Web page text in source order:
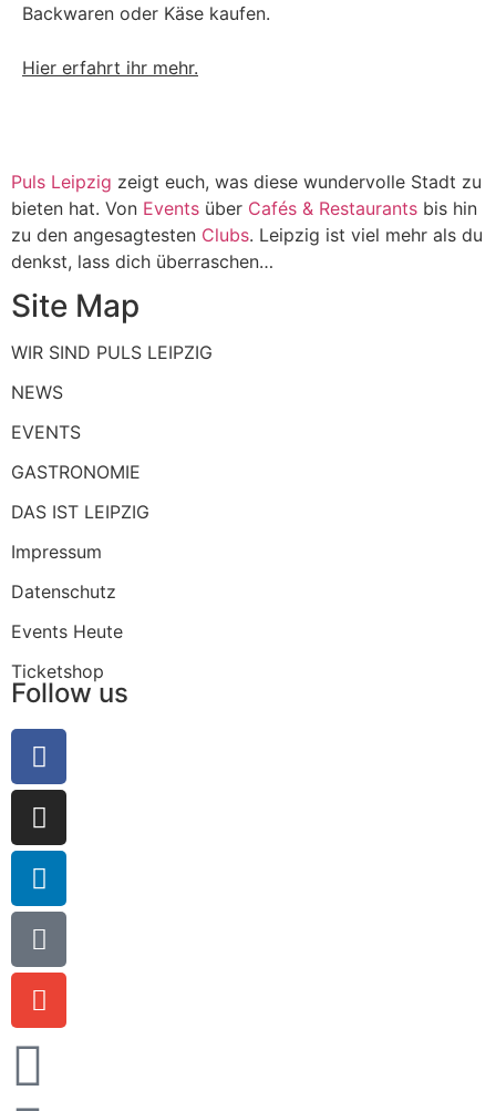
Backwaren oder Käse kaufen.
Hier erfahrt ihr mehr.
Puls Leipzig zeigt euch, was diese wundervolle Stadt zu
bieten hat. Von Events über Cafés & Restaurants bis hin
zu den angesagtesten Clubs. Leipzig ist viel mehr als du
denkst, lass dich überraschen…
Site Map
WIR SIND PULS LEIPZIG
NEWS
EVENTS
GASTRONOMIE
DAS IST LEIPZIG
Impressum
Datenschutz
Events Heute
Ticketshop
Follow us